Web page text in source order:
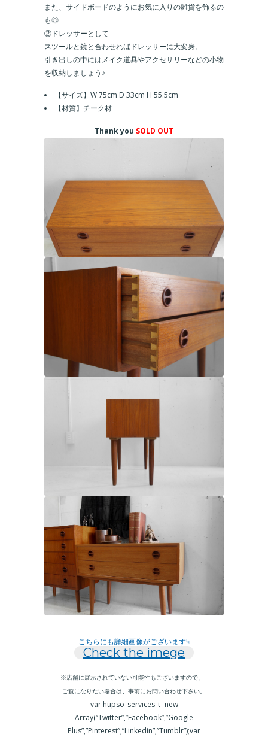
また、サイドボードのようにお気に入りの雑貨を飾るの
も◎
②ドレッサーとして
スツールと鏡と合わせればドレッサーに大変身。
引き出しの中にはメイク道具やアクセサリーなどの小物
を収納しましょう♪
【サイズ】W 75cm D 33cm H 55.5cm
【材質】チーク材
Thank you SOLD OUT
こちらにも詳細画像がございます☟
Check the imege
※店舗に展示されていない可能性もございますので、
ご覧になりたい場合は、事前にお問い合わせ下さい。
var hupso_services_t=new
Array(“Twitter”,”Facebook”,”Google
Plus”,”Pinterest”,”Linkedin”,”Tumblr”);var